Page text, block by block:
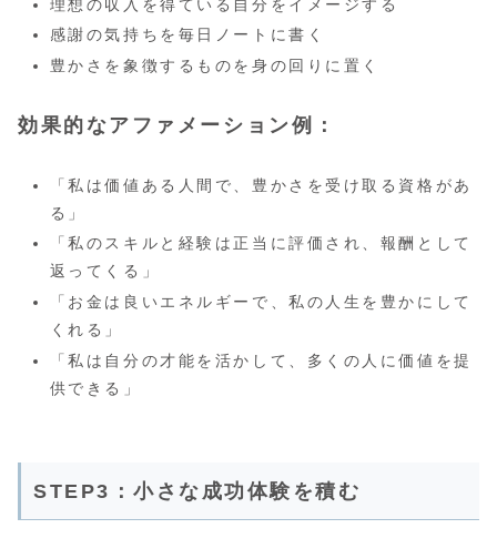
理想の収入を得ている自分をイメージする
感謝の気持ちを毎日ノートに書く
豊かさを象徴するものを身の回りに置く
効果的なアファメーション例：
「私は価値ある人間で、豊かさを受け取る資格があ
る」
「私のスキルと経験は正当に評価され、報酬として
返ってくる」
「お金は良いエネルギーで、私の人生を豊かにして
くれる」
「私は自分の才能を活かして、多くの人に価値を提
供できる」
STEP3：小さな成功体験を積む